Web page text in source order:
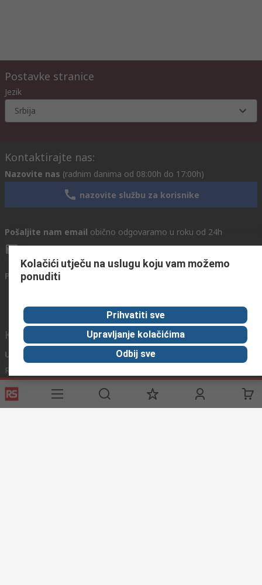
Postavke stranice
Jezik
Srbija
Kontaktirajte nas:
Nazovite nas (radnim danima od 08:00h do 17:00h)
nazovite službu za korisnike
Pošaljite nam email obično odgovaramo u roku od 24h
info@primotronic.co.rs
Povežite se s nama
Korisni linkovi
Usluge
Registrirajte
Delivery
Payment
RS u svijetu
Korporacija
Industrijska
Proizvodnja
Kolačići utječu na uslugu koju vam možemo
ponuditi
Prihvatiti sve
Upravljanje kolačićima
Odbij sve